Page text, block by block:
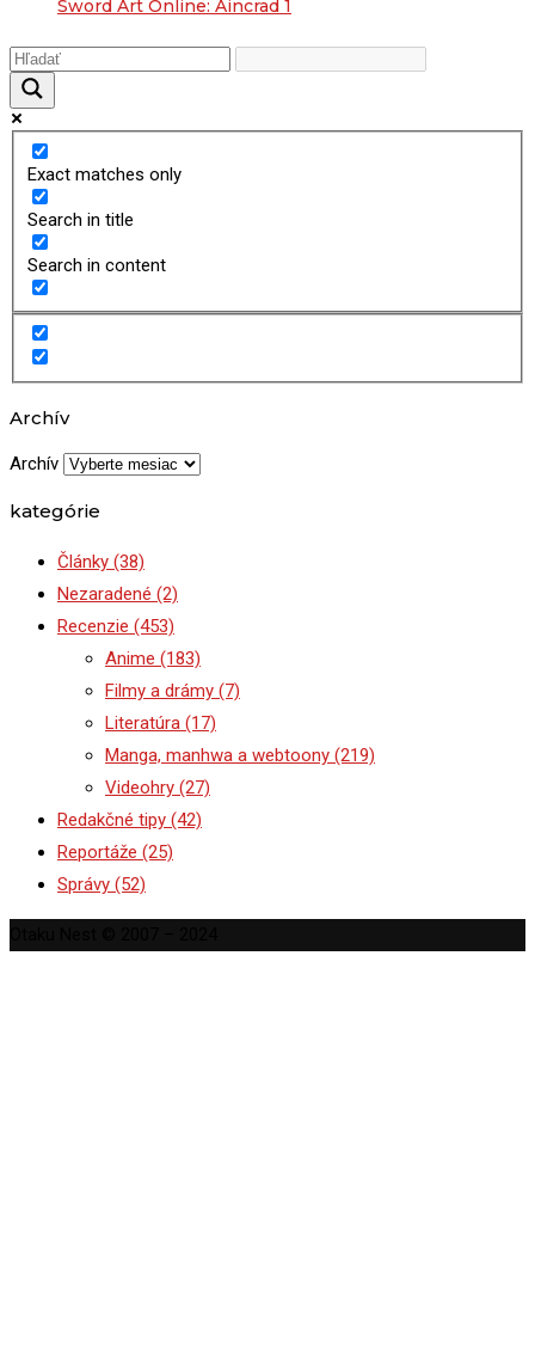
Sword Art Online: Aincrad 1
Exact matches only
Search in title
Search in content
Archív
Archív
kategórie
Články (38)
Nezaradené (2)
Recenzie (453)
Anime (183)
Filmy a drámy (7)
Literatúra (17)
Manga, manhwa a webtoony (219)
Videohry (27)
Redakčné tipy (42)
Reportáže (25)
Správy (52)